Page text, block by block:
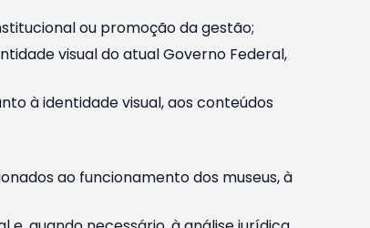
ou promoção da gestão;
visual do atual Governo Federal,
à identidade visual, aos conteúdos
ao funcionamento dos museus, à